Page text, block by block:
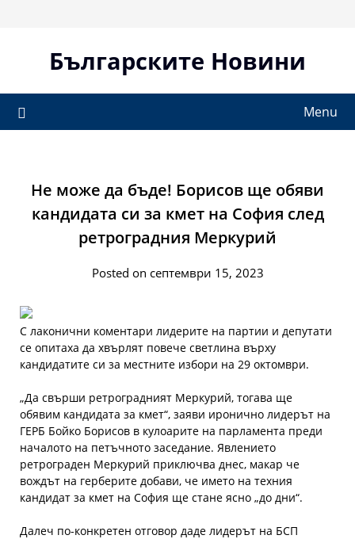
Българските Новини
Menu
Не може да бъде! Борисов ще обяви
кандидата си за кмет на София след
ретроградния Меркурий
Posted on септември 15, 2023
С лаконични коментари лидерите на партии и депутати
се опитаха да хвърлят повече светлина върху
кандидатите си за местните избори на 29 октомври.
„Да свърши ретроградният Меркурий, тогава ще
обявим кандидата за кмет“, заяви иронично лидерът на
ГЕРБ Бойко Борисов в кулоарите на парламента преди
началото на петъчното заседание. Явлението
ретрограден Меркурий приключва днес, макар че
вождът на герберите добави, че името на техния
кандидат за кмет на София ще стане ясно „до дни“.
Далеч по-конкретен отговор даде лидерът на БСП